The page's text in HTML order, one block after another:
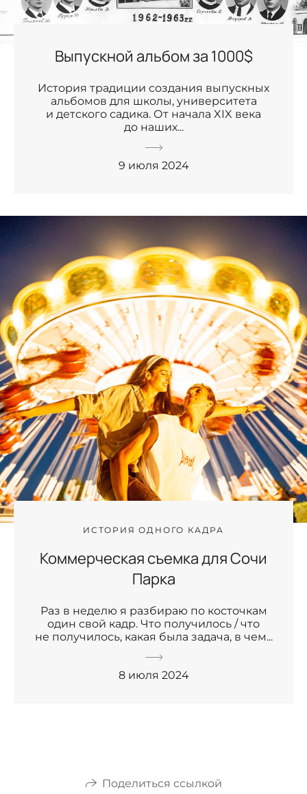
Выпускной альбом за 1000$
История традиции создания выпускных
альбомов для школы, университета
и детского садика. От начала XIX века
до наших...
9 июля 2024
ИСТОРИЯ ОДНОГО КАДРА
Коммерческая съемка для Сочи
Парка
Раз в неделю я разбираю по косточкам
один свой кадр. Что получилось / что
не получилось, какая была задача, в чем...
8 июля 2024
Поделиться ссылкой